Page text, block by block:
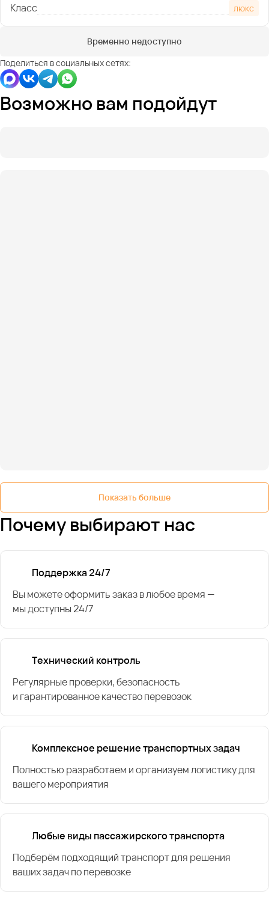
Класс
люкс
Временно недоступно
Поделиться в социальных сетях:
Возможно вам подойдут
Показать больше
Почему выбирают нас
Поддержка 24/7
Вы можете оформить заказ в любое время —
мы доступны 24/7
Технический контроль
Регулярные проверки, безопасность
и гарантированное качество перевозок
Комплексное решение транспортных задач
Полностью разработаем и организуем логистику для
вашего мероприятия
Любые виды пассажирского транспорта
Подберём подходящий транспорт для решения
ваших задач по перевозке